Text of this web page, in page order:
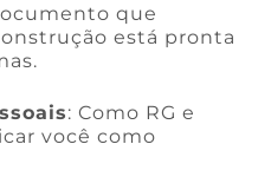
que
está pronta
: Como RG e
você como